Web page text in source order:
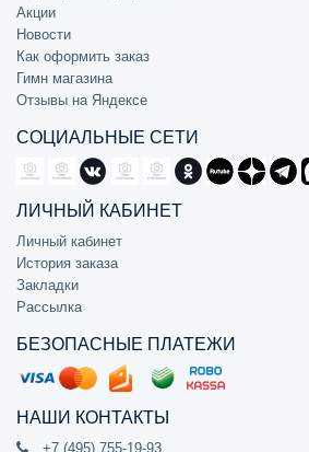
Акции
Новости
Как оформить заказ
Гимн магазина
Отзывы на Яндексе
СОЦИАЛЬНЫЕ СЕТИ
ЛИЧНЫЙ КАБИНЕТ
Личный кабинет
История заказа
Закладки
Рассылка
БЕЗОПАСНЫЕ ПЛАТЕЖИ
НАШИ КОНТАКТЫ
+7 (495) 755-19-93